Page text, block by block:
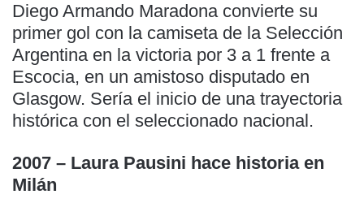
Diego Armando Maradona convierte su
primer gol con la camiseta de la Selección
Argentina en la victoria por 3 a 1 frente a
Escocia, en un amistoso disputado en
Glasgow. Sería el inicio de una trayectoria
histórica con el seleccionado nacional.
2007 – Laura Pausini hace historia en
Milán